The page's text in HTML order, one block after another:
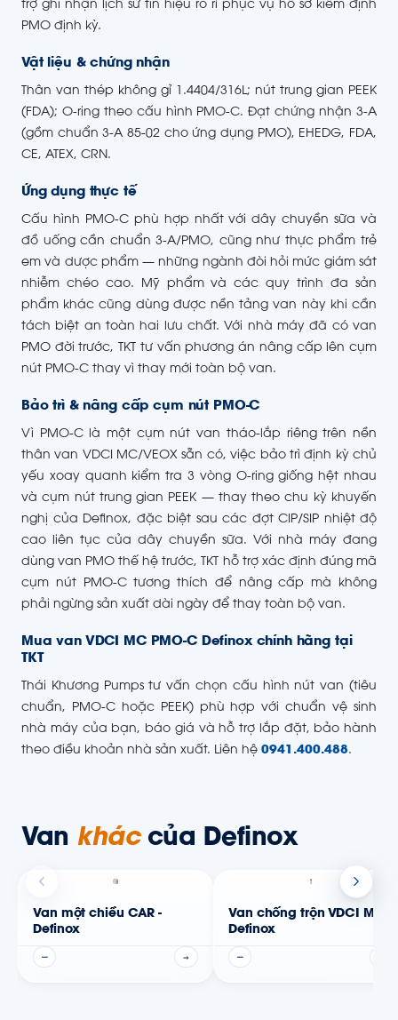
trợ ghi nhận lịch sử tín hiệu rò rỉ phục vụ hồ sơ kiểm định
PMO định kỳ.
Vật liệu & chứng nhận
Thân van thép không gỉ 1.4404/316L; nút trung gian PEEK
(FDA); O-ring theo cấu hình PMO-C. Đạt chứng nhận 3-A
(gồm chuẩn 3-A 85-02 cho ứng dụng PMO), EHEDG, FDA,
CE, ATEX, CRN.
Ứng dụng thực tế
Cấu hình PMO-C phù hợp nhất với dây chuyền sữa và
đồ uống cần chuẩn 3-A/PMO, cũng như thực phẩm trẻ
em và dược phẩm — những ngành đòi hỏi mức giám sát
nhiễm chéo cao. Mỹ phẩm và các quy trình đa sản
phẩm khác cũng dùng được nền tảng van này khi cần
tách biệt an toàn hai lưu chất. Với nhà máy đã có van
PMO đời trước, TKT tư vấn phương án nâng cấp lên cụm
nút PMO-C thay vì thay mới toàn bộ van.
Bảo trì & nâng cấp cụm nút PMO-C
Vì PMO-C là một cụm nút van tháo-lắp riêng trên nền
thân van VDCI MC/VEOX sẵn có, việc bảo trì định kỳ chủ
yếu xoay quanh kiểm tra 3 vòng O-ring giống hệt nhau
và cụm nút trung gian PEEK — thay theo chu kỳ khuyến
nghị của Definox, đặc biệt sau các đợt CIP/SIP nhiệt độ
cao liên tục của dây chuyền sữa. Với nhà máy đang
dùng van PMO thế hệ trước, TKT hỗ trợ xác định đúng mã
cụm nút PMO-C tương thích để nâng cấp mà không
phải ngừng sản xuất dài ngày để thay toàn bộ van.
Mua van VDCI MC PMO-C Definox chính hãng tại
TKT
Thái Khương Pumps tư vấn chọn cấu hình nút van (tiêu
chuẩn, PMO-C hoặc PEEK) phù hợp với chuẩn vệ sinh
nhà máy của bạn, báo giá và hỗ trợ lắp đặt, bảo hành
theo điều khoản nhà sản xuất. Liên hệ 0941.400.488.
Van kháccủa Definox
Van một chiều CAR -
Definox
— →
Van chống trộn VDCI MC-
Definox
—